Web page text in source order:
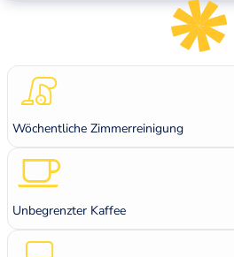
Wöchentliche Zimmerreinigung
Unbegrenzter Kaffee